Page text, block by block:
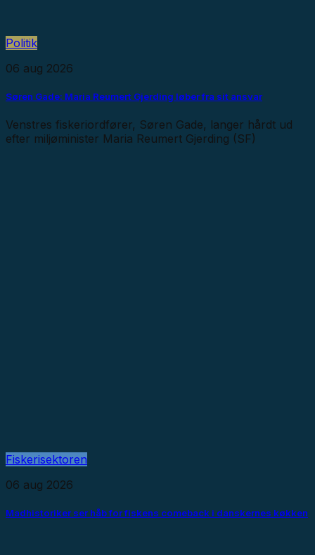
Politik
06 aug 2026
Søren Gade: Maria Reumert Gjerding løber fra sit ansvar
Venstres fiskeriordfører, Søren Gade, langer hårdt ud
efter miljøminister Maria Reumert Gjerding (SF)
Fiskerisektoren
06 aug 2026
Madhistoriker ser håb for fiskens comeback i danskernes køkken